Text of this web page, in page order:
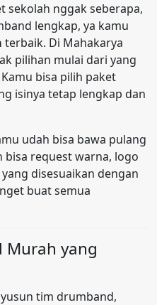
sekolah nggak seberapa,
lengkap, ya kamu
terbaik. Di Mahakarya
pilihan mulai dari yang
bisa pilih paket
isinya tetap lengkap dan
udah bisa bawa pulang
bisa request warna, logo
disesuaikan dengan
buat semua
Murah yang
tim drumband,